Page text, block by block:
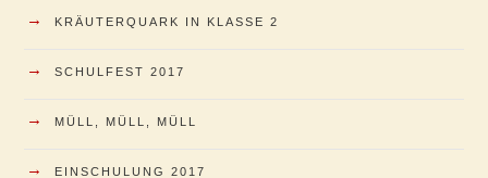
→ KRÄUTERQUARK IN KLASSE 2
→ SCHULFEST 2017
→ MÜLL, MÜLL, MÜLL
→ EINSCHULUNG 2017